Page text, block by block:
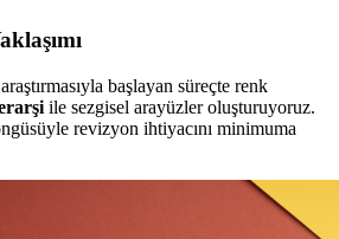
başlayan süreçte renk
ile sezgisel arayüzler oluşturuyoruz.
revizyon ihtiyacını minimuma